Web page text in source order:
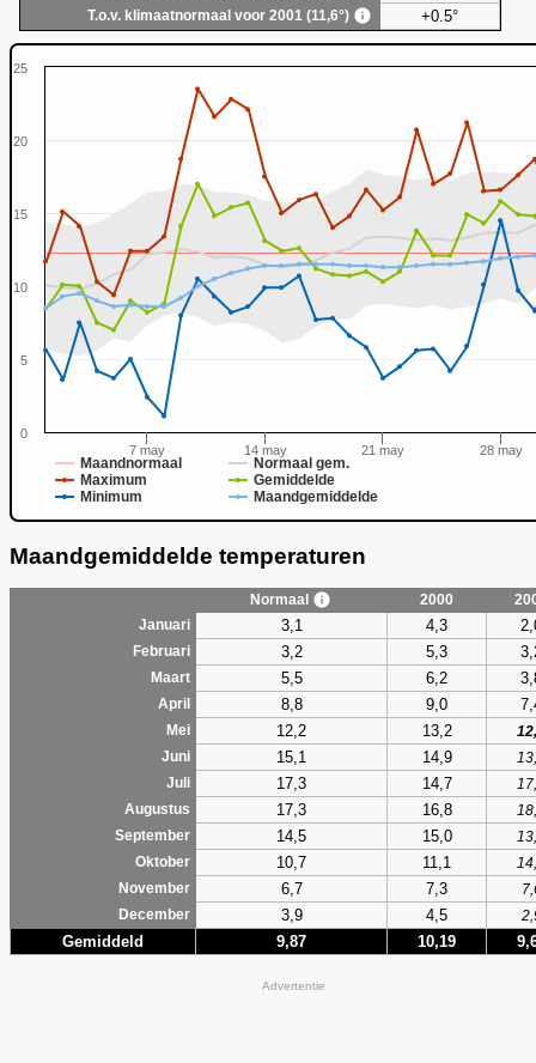
T.o.v. klimaatnormaal voor 2001 (11,6°) +0.5°
Maandnormaal
Normaal gem.
Maximum
Gemiddelde
Minimum
Maandgemiddelde
7 may 14 may 21 may 28 may
0
5
10
15
20
25
Maandgemiddelde temperaturen
Normaal 2000
Januari
3,1 4,3
Februari 3,2 5,3
Maart 5,5 6,2
April 8,8 9,0
Mei 12,2 13,2
Juni
15,1 14,9
Juli
17,3 14,7
Augustus
17,3 16,8
September
14,5 15,0
Oktober
10,7 11,1
November
6,7 7,3
December
3,9 4,5
Gemiddeld 9,87 10,19
Advertentie